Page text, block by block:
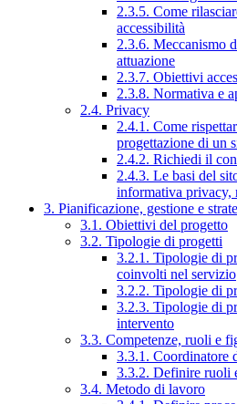
2.3.5. Come
accessibilità
2.3.6. Meccanismo
attuazione
2.3.7. Obiettivi
2.3.8. Normativa e
2.4. Privacy
2.4.1. Come
progettazione di un
2.4.2. Richiedi il
2.4.3. Le basi del
informativa privacy,
3. Pianificazione, gestione e
3.1. Obiettivi del progetto
3.2. Tipologie di progetti
3.2.1. Tipologie di
coinvolti nel servizio
3.2.2. Tipologie di
3.2.3. Tipologie di
intervento
3.3. Competenze, ruoli e
3.3.1. Coordinatore
3.3.2. Definire ruoli
3.4. Metodo di lavoro